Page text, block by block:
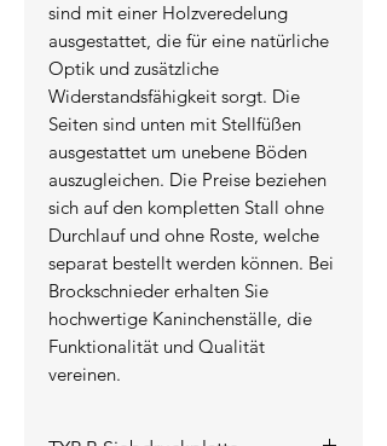
sind mit einer Holzveredelung
ausgestattet, die für eine natürliche
Optik und zusätzliche
Widerstandsfähigkeit sorgt. Die
Seiten sind unten mit Stellfüßen
ausgestattet um unebene Böden
auszugleichen. Die Preise beziehen
sich auf den kompletten Stall ohne
Durchlauf und ohne Roste, welche
separat bestellt werden können. Bei
Brockschnieder erhalten Sie
hochwertige Kaninchenställe, die
Funktionalität und Qualität
vereinen.